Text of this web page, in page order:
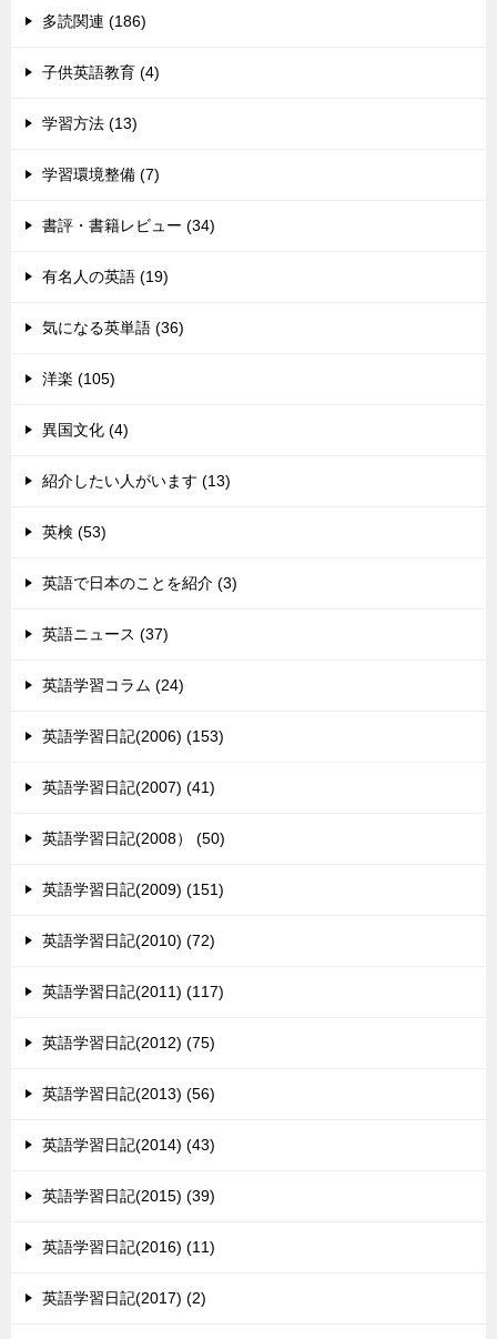
多読関連 (186)
子供英語教育 (4)
学習方法 (13)
学習環境整備 (7)
書評・書籍レビュー (34)
有名人の英語 (19)
気になる英単語 (36)
洋楽 (105)
異国文化 (4)
紹介したい人がいます (13)
英検 (53)
英語で日本のことを紹介 (3)
英語ニュース (37)
英語学習コラム (24)
英語学習日記(2006) (153)
英語学習日記(2007) (41)
英語学習日記(2008） (50)
英語学習日記(2009) (151)
英語学習日記(2010) (72)
英語学習日記(2011) (117)
英語学習日記(2012) (75)
英語学習日記(2013) (56)
英語学習日記(2014) (43)
英語学習日記(2015) (39)
英語学習日記(2016) (11)
英語学習日記(2017) (2)